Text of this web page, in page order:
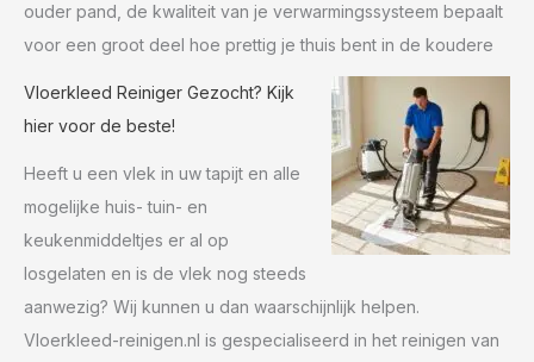
ouder pand, de kwaliteit van je verwarmingssysteem bepaalt
voor een groot deel hoe prettig je thuis bent in de koudere
Vloerkleed Reiniger Gezocht? Kijk
hier voor de beste!
Heeft u een vlek in uw tapijt en alle
mogelijke huis- tuin- en
keukenmiddeltjes er al op
losgelaten en is de vlek nog steeds
aanwezig? Wij kunnen u dan waarschijnlijk helpen.
Vloerkleed-reinigen.nl is gespecialiseerd in het reinigen van